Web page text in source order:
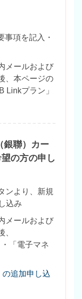
事項を記入・
メールおよび
、本ページの
Linkプラン」
銀聯）カー
の方の申し
ンより、新規
込み
メールおよび
、
「電子マネ
追加申し込